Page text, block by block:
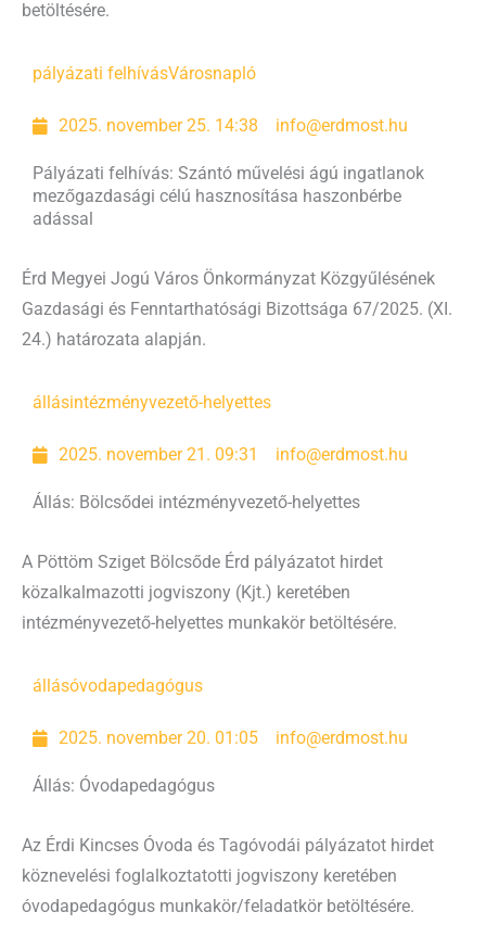
betöltésére.
pályázati felhívásVárosnapló
2025. november 25. 14:38 info@erdmost.hu
Pályázati felhívás: Szántó művelési ágú ingatlanok
mezőgazdasági célú hasznosítása haszonbérbe
adással
Érd Megyei Jogú Város Önkormányzat Közgyűlésének
Gazdasági és Fenntarthatósági Bizottsága 67/2025. (XI.
24.) határozata alapján.
állásintézményvezető-helyettes
2025. november 21. 09:31 info@erdmost.hu
Állás: Bölcsődei intézményvezető-helyettes
A Pöttöm Sziget Bölcsőde Érd pályázatot hirdet
közalkalmazotti jogviszony (Kjt.) keretében
intézményvezető-helyettes munkakör betöltésére.
állásóvodapedagógus
2025. november 20. 01:05 info@erdmost.hu
Állás: Óvodapedagógus
Az Érdi Kincses Óvoda és Tagóvodái pályázatot hirdet
köznevelési foglalkoztatotti jogviszony keretében
óvodapedagógus munkakör/feladatkör betöltésére.